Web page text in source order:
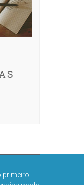
primeiro